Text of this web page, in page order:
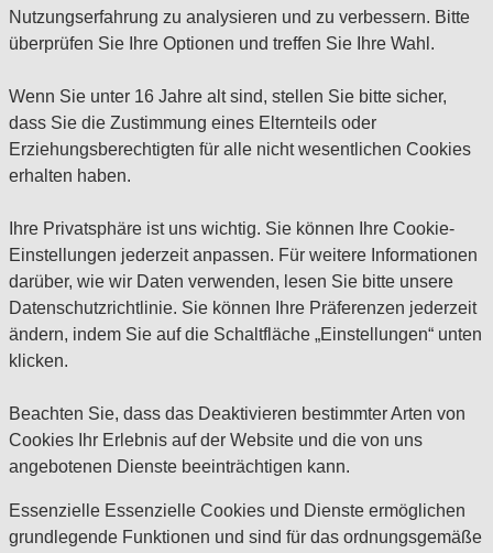
Nutzungserfahrung zu analysieren und zu verbessern. Bitte
überprüfen Sie Ihre Optionen und treffen Sie Ihre Wahl.
Wenn Sie unter 16 Jahre alt sind, stellen Sie bitte sicher,
dass Sie die Zustimmung eines Elternteils oder
Erziehungsberechtigten für alle nicht wesentlichen Cookies
erhalten haben.
Ihre Privatsphäre ist uns wichtig. Sie können Ihre Cookie-
Einstellungen jederzeit anpassen. Für weitere Informationen
darüber, wie wir Daten verwenden, lesen Sie bitte unsere
Datenschutzrichtlinie. Sie können Ihre Präferenzen jederzeit
ändern, indem Sie auf die Schaltfläche „Einstellungen“ unten
klicken.
Beachten Sie, dass das Deaktivieren bestimmter Arten von
Cookies Ihr Erlebnis auf der Website und die von uns
angebotenen Dienste beeinträchtigen kann.
Essenzielle Essenzielle Cookies und Dienste ermöglichen
grundlegende Funktionen und sind für das ordnungsgemäße